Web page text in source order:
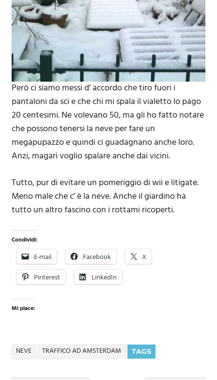
Però ci siamo messi d’ accordo che tiro fuori i
pantaloni da sci e che chi mi spala il vialetto lo pago
20 centesimi. Ne volevano 50, ma gli ho fatto notare
che possono tenersi la neve per fare un
megapupazzo e quindi ci guadagnano anche loro.
Anzi, magari voglio spalare anche dai vicini.
Tutto, pur di evitare un pomeriggio di wii e litigate.
Meno male che c’ è la neve. Anche il giardino ha
tutto un altro fascino con i rottami ricoperti.
Condividi:
E-mail Facebook X
Pinterest LinkedIn
Mi piace:
TAGS
NEVE TRAFFICO AD AMSTERDAM